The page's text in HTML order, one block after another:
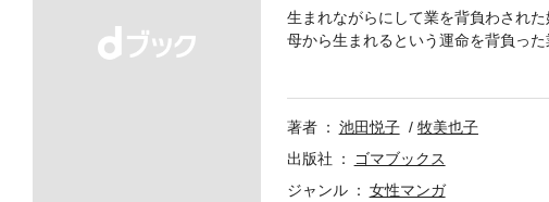
生まれながらにして業を背負わされ
母から生まれるという運命を背負っ
流を追い出された業子は華虹の愛を
著者 池田悦子
牧美也子
出版社
ゴマブックス
ジャンル
女性マンガ